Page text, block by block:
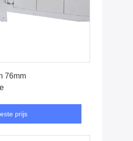
76mm
prijs